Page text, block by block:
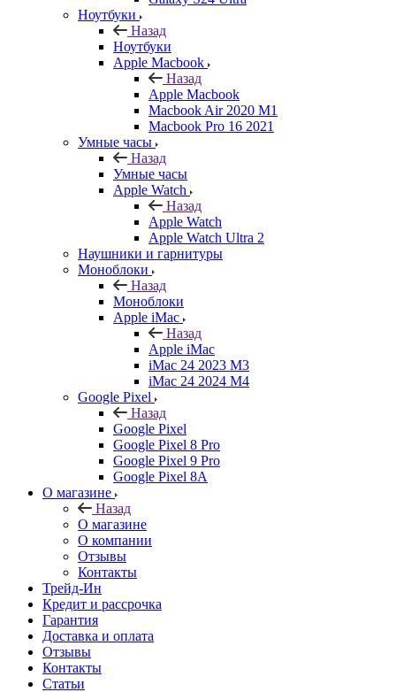
Ноутбуки
Назад
Ноутбуки
Apple Macbook
Назад
Apple Macbook
Macbook Air 2020 M1
Macbook Pro 16 2021
Умные часы
Назад
Умные часы
Apple Watch
Назад
Apple Watch
Apple Watch Ultra 2
Наушники и гарнитуры
Моноблоки
Назад
Моноблоки
Apple iMac
Назад
Apple iMac
iMac 24 2023 M3
iMac 24 2024 M4
Google Pixel
Назад
Google Pixel
Google Pixel 8 Pro
Google Pixel 9 Pro
Google Pixel 8A
О магазине
Назад
О магазине
О компании
Отзывы
Контакты
Трейд-Ин
Кредит и рассрочка
Гарантия
Доставка и оплата
Отзывы
Контакты
Статьи